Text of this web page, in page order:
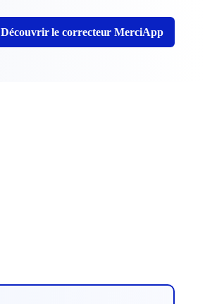
Découvrir le correcteur MerciApp